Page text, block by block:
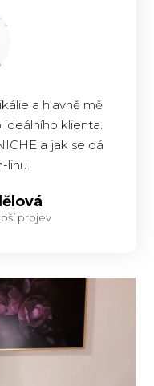
a hlavně mě
klienta.
a jak se dá
linu.
projev